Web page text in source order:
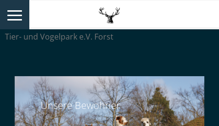
Tier- und Vogelpark e.V. Forst
Unsere Bewohner